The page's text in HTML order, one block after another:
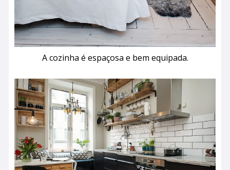
A cozinha é espaçosa e bem equipada.